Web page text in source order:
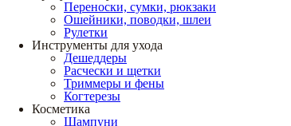
Переноски, сумки, рюкзаки
Ошейники, поводки, шлеи
Рулетки
Инструменты для ухода
Дешеддеры
Расчески и щетки
Триммеры и фены
Когтерезы
Косметика
Шампуни